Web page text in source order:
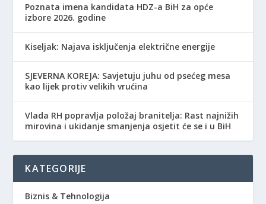
Poznata imena kandidata HDZ-a BiH za opće
izbore 2026. godine
Kiseljak: Najava isključenja električne energije
SJEVERNA KOREJA: Savjetuju juhu od psećeg mesa
kao lijek protiv velikih vrućina
Vlada RH popravlja položaj branitelja: Rast najnižih
mirovina i ukidanje smanjenja osjetit će se i u BiH
KATEGORIJE
Biznis & Tehnologija